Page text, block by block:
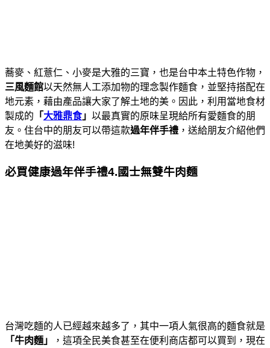
蕎麥、紅薏仁、小麥是大雅的三寶，也是台中本土特色作物，
三風麵館以天然無人工添加物的理念製作麵食，並堅持搭配在
地元素，藉由產品讓大家了解土地的美。因此，利用當地食材
製成的 「 大雅鼎食」 以最真實的原味呈現給所有愛麵食的朋
友。住台中的朋友可以帶這款過年伴手禮 ，送給朋友介紹他們
在地美好的滋味!
必買健康過年伴手禮4.國士無雙牛肉麵
台灣吃麵的人已經越來越多了，其中一項人氣很高的麵食就是
「牛肉麵」
，這項全民美食甚至在便利商店都可以買到，現在